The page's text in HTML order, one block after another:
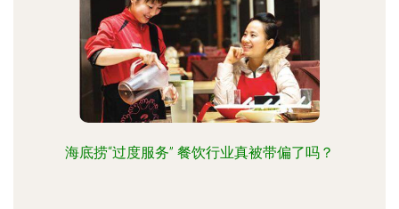
海底捞“过度服务” 餐饮行业真被带偏了吗？